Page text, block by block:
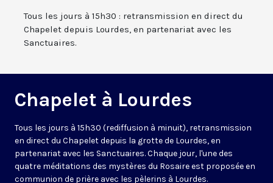
Tous les jours à 15h30 : retransmission en direct du
Chapelet depuis Lourdes, en partenariat avec les
Sanctuaires.
Chapelet à Lourdes
Tous les jours à 15h30 (rediffusion à minuit), retransmission
en direct du Chapelet depuis la grotte de Lourdes, en
partenariat avec les Sanctuaires. Chaque jour, l'une des
quatre méditations des mystères du Rosaire est proposée en
communion de prière avec les pèlerins à Lourdes.